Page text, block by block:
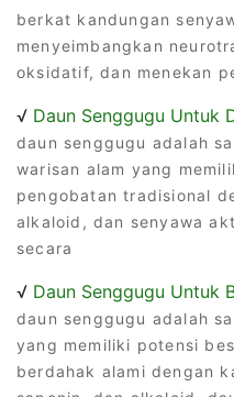
berkat kandungan
menyeimbangkan
oksidatif, dan menekan
√ Daun Senggugu Untuk
daun senggugu adalah
warisan alam yang
pengobatan tradisional
alkaloid, dan senyawa
secara
√ Daun Senggugu Untuk
daun senggugu adalah
yang memiliki potensi
berdahak alami dengan